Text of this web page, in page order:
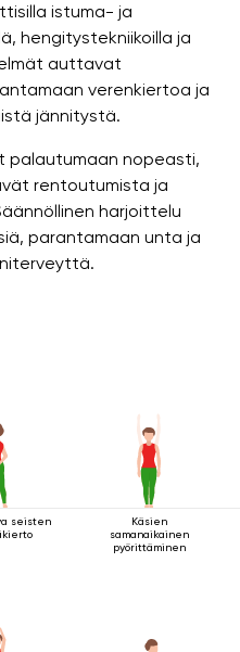
istuma- ja
hengitystekniikoilla ja
auttavat
verenkiertoa ja
jännitystä.
palautumaan nopeasti,
rentoutumista ja
harjoittelu
parantamaan unta ja
seisten
Käsien
samanaikainen
pyörittäminen